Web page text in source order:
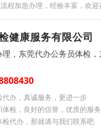
程加急办理，经验丰富，欢迎
健康服务有限公司
，东莞代办公务员体检
代办，真诚服务，更进一步
检，良好的信誉，优质的服务
检代办，那就请与我们联系吧